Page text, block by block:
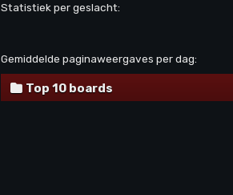
Statistiek per geslacht:
Gemiddelde paginaweergaves per dag:
Top 10 boards